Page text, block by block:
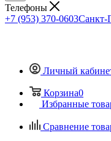
Телефоны
+7 (953) 370-0603Санкт-
Личный
Корзина0
Избранные
Сравнение